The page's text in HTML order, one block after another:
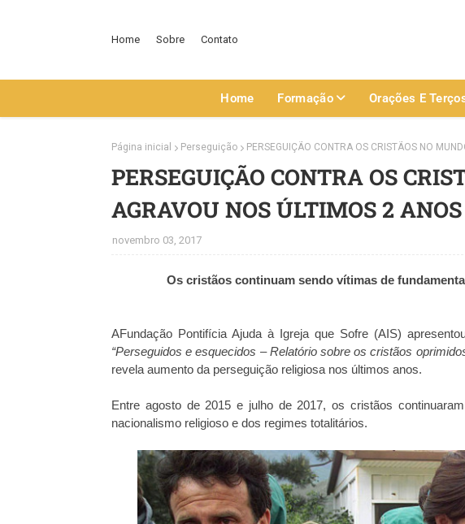
Home Sobre Contato
Home Formação Orações E
Página inicial Perseguição PERSEGUIÇÃO CONTRA OS CRISTÃOS NO
PERSEGUIÇÃO CONTRA OS
AGRAVOU NOS ÚLTIMOS 2 ANOS
novembro 03, 2017
Os cristãos continuam sendo vítimas de
AFundação Pontifícia Ajuda à Igreja que Sofre (AIS)
“Perseguidos e esquecidos – Relatório sobre os cristãos
revela aumento da perseguição religiosa nos últimos anos.
Entre agosto de 2015 e julho de 2017, os cristãos
nacionalismo religioso e dos regimes totalitários.